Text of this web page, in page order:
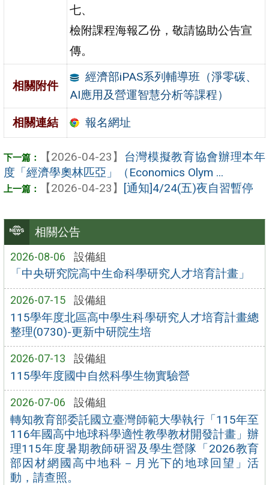
相關公告
2026-08-06 設備組
「中央研究院高中生命科學研究人才培育計畫」
2026-07-15 設備組
115學年度北區高中學生科學研究人才培育計畫總
整理(0730)-更新中研院生培
2026-07-13 設備組
115學年度國中自然科學生物實驗營
2026-07-06 設備組
轉知教育部委託國立臺灣師範大學執行「115年至
116年國高中地球科學適性教學教材開發計畫」辦
理115年度暑期教師研習及學生營隊「2026教育
部因材網國高中地科－月光下的地球回望」活
動，請查照。
七、
檢附課程海報乙份，敬請協助公告宣
傳。
相關附件
經濟部iPAS系列輔導班（淨零碳、
AI應用及營運智慧分析等課程）
相關連結 報名網址
【2026-04-23】 台灣模擬教育協會辦理本年
度「經濟學奧林匹亞」（Economics Olym ...
【2026-04-23】 [通知]4/24(五)夜自習暫停